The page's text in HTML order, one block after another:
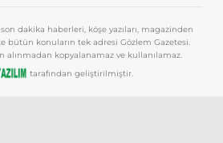
dakika haberleri, köşe yazıları, magazinden
bütün konuların tek adresi Gözlem Gazetesi.
alınmadan kopyalanamaz ve kullanılamaz.
tarafından geliştirilmiştir.